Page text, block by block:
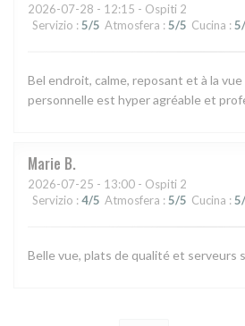
2026-07-28 - 12:15 - Ospiti 2
Servizio : 5/5 Atmosfera : 5/5 Cucina : 5
Bel endroit, calme, reposant et à la vue
personnelle est hyper agréable et
Marie B
2026-07-25 - 13:00 - Ospiti 2
Servizio : 4/5 Atmosfera : 5/5 Cucina : 5
Belle vue, plats de qualité et serveurs